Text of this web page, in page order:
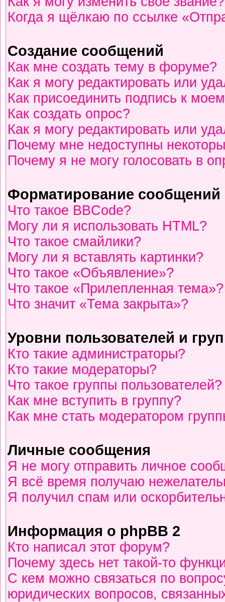
Когда я щёлкаю по ссылке
Создание сообщений
Как мне создать тему в форуме?
Как я могу редактировать или
Как присоединить подпись к
Как создать опрос?
Как я могу редактировать или
Почему мне недоступны
Почему я не могу голосовать в
Форматирование
Что такое BBCode?
Могу ли я использовать HTML?
Что такое смайлики?
Могу ли я вставлять картинки?
Что такое «Объявление»?
Что такое «Прилепленная тема»?
Что значит «Тема закрыта»?
Уровни пользователей и
Кто такие администраторы?
Кто такие модераторы?
Что такое группы пользователей?
Как мне вступить в группу?
Как мне стать модератором
Личные сообщения
Я не могу отправить личное
Я всё время получаю
Я получил спам или
Информация о phpBB 2
Кто написал этот форум?
Почему здесь нет такой-то
С кем можно связаться по
юридических вопросов,